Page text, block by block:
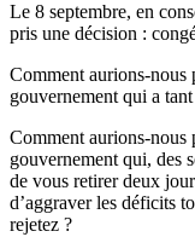
Le 8 septembre, en
pris une décision :
Comment aurions-nous
gouvernement qui a
Comment aurions-nous
gouvernement qui, des
de vous retirer deux
d’aggraver les déficits
rejetez ?